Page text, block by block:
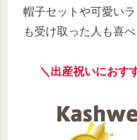
帽子セットや可愛い
も受け取った人も喜
＼出産祝いにおす